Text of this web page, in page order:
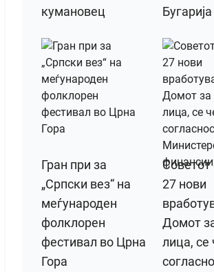
кумановец
Бугарија
Гран при за
„Српски вез“ на
меѓународен
фолклорен
фестивал во Црна
Гора
Советот
27 нови
Домот
лица, се